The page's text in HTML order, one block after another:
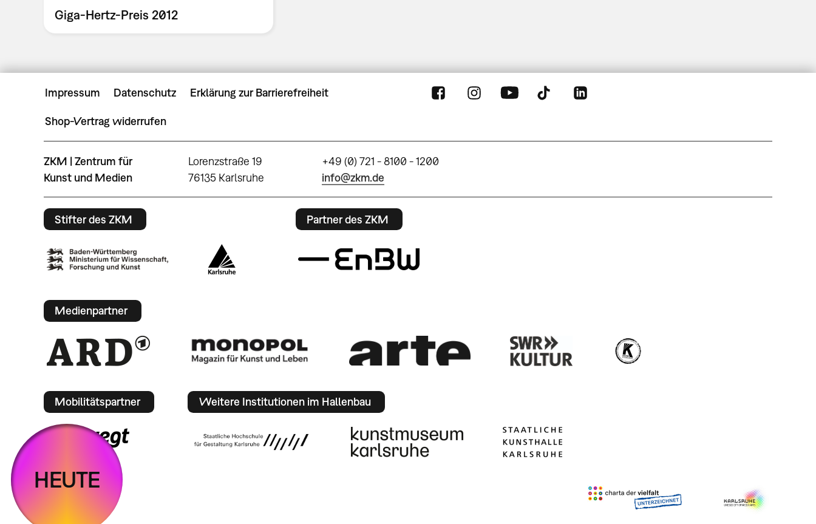
Giga-Hertz-Preis 2012
Impressum Datenschutz Erklärung zur Barrierefreiheit
Shop-Vertrag widerrufen
ZKM | Zentrum für
Kunst und Medien
Lorenzstraße 19
76135 Karlsruhe
+49 (0) 721 - 8100 - 1200
info@zkm.de
Stifter des ZKM Partner des ZKM
Medienpartner
Mobilitätspartner Weitere Institutionen im Hallenbau
HEUTE